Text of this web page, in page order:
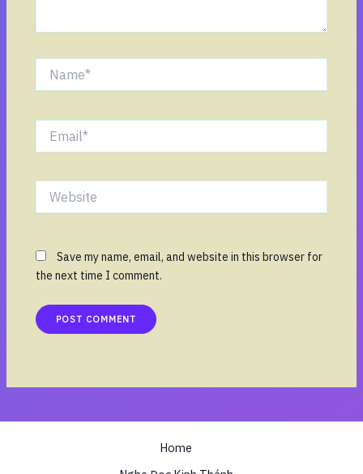
Website
Save my name, email, and website in this browser for
the next time I comment.
Home